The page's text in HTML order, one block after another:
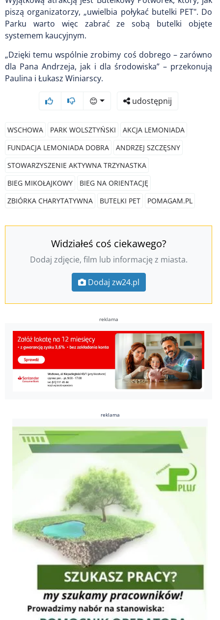
piszą organizatorzy, „uwielbia połykać butelki PET". Do
Parku warto więc zabrać ze sobą butelki objęte
systemem kaucyjnym.
„Dzięki temu wspólnie zrobimy coś dobrego – zarówno
dla Pana Andrzeja, jak i dla środowiska” – przekonują
Paulina i Łukasz Winiarscy.
😊 udostępnij
WSCHOWA PARK WOLSZTYŃSKI
AKCJA LEMONIADA
FUNDACJA LEMONIADA DOBRA
ANDRZEJ SZCZĘSNY
STOWARZYSZENIE AKTYWNA TRZYNASTKA
BIEG MIKOŁAJKOWY
BIEG NA ORIENTACJĘ
ZBIÓRKA CHARYTATYWNA
BUTELKI PET POMAGAM.PL
Widziałeś coś ciekawego?
Dodaj zdjęcie, film lub informację z miasta.
Dodaj zw24.pl
reklama
reklama